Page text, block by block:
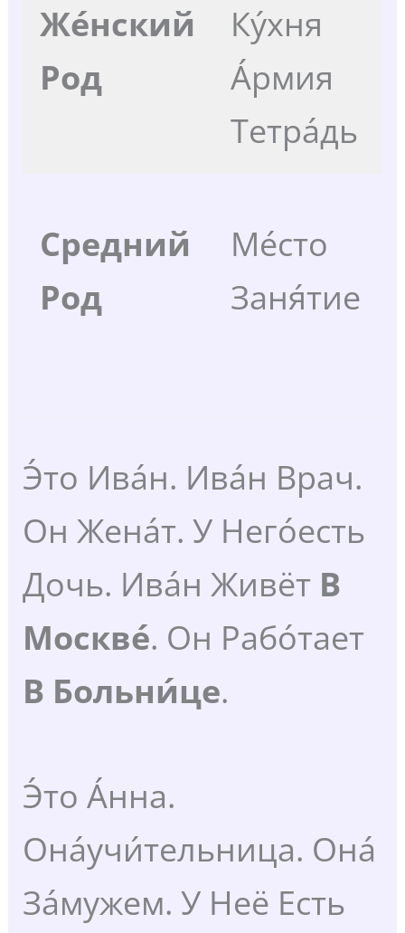
Же́нский
Род
Ку́хня
А́рмия
Тетра́дь
Средний
Род
Ме́сто
Заня́тие
Э́то Ива́н. Ива́н Врач.
Он Жена́т. У Него́есть
Дочь. Ива́н Живёт В
Москве́. Он Рабо́тает
В Больни́це.
Э́то А́нна.
Она́учи́тельница. Она́
За́мужем. У Неё Есть